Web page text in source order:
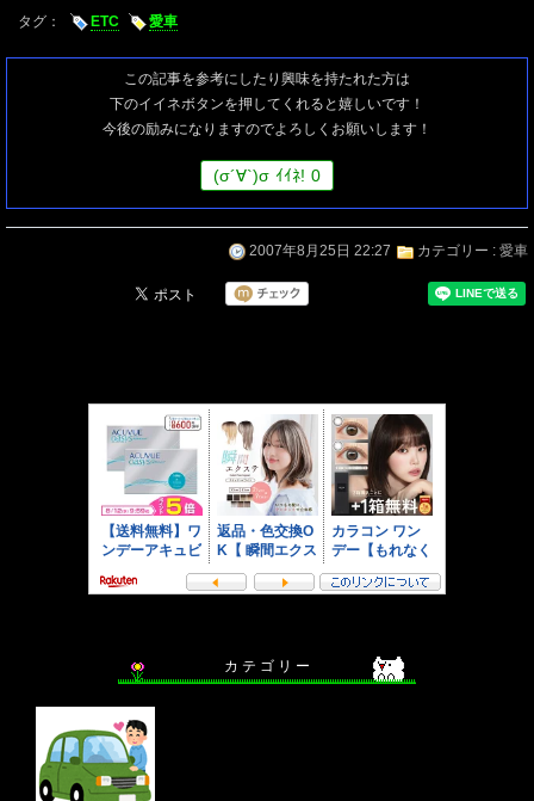
タグ： ETC 愛車
この記事を参考にしたり興味を持たれた方は
下のイイネボタンを押してくれると嬉しいです！
今後の励みになりますのでよろしくお願いします！
(σ´∀`)σ ｲｲﾈ! 0
2007年8月25日 22:27 カテゴリー : 愛車
カ テ ゴ リ ー